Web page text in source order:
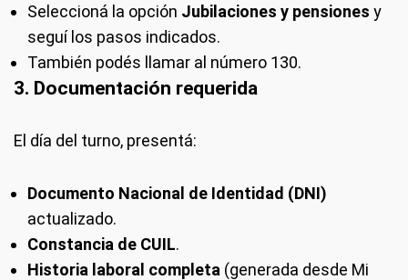
Seleccioná la opción Jubilaciones y pensiones y
seguí los pasos indicados.
También podés llamar al número 130.
3. Documentación requerida
El día del turno, presentá:
Documento Nacional de Identidad (DNI)
actualizado.
Constancia de CUIL.
Historia laboral completa (generada desde Mi